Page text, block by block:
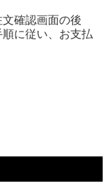
確認画面の後
に従い、お支払